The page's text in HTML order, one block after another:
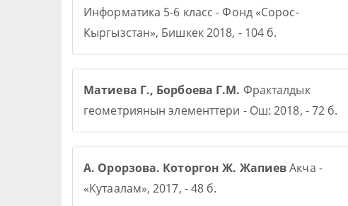
Информатика 5-6 класс - Фонд «Сорос-
Кыргызстан», Бишкек 2018, - 104 б.
Матиева Г., Борбоева Г.М. Фракталдык
геометриянын элементтери - Ош: 2018, - 72 б.
А. Орорзова. Которгон Ж. ЖапиевАкча -
«Кутаалам», 2017, - 48 б.